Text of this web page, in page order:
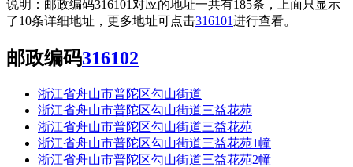
说明：邮政编码316101对应的地址一共有185条，上面只显示
了10条详细地址，更多地址可点击316101进行查看。
邮政编码316102
浙江省舟山市普陀区勾山街道
浙江省舟山市普陀区勾山街道三益花苑
浙江省舟山市普陀区勾山街道三益花苑
浙江省舟山市普陀区勾山街道三益花苑1幢
浙江省舟山市普陀区勾山街道三益花苑2幢